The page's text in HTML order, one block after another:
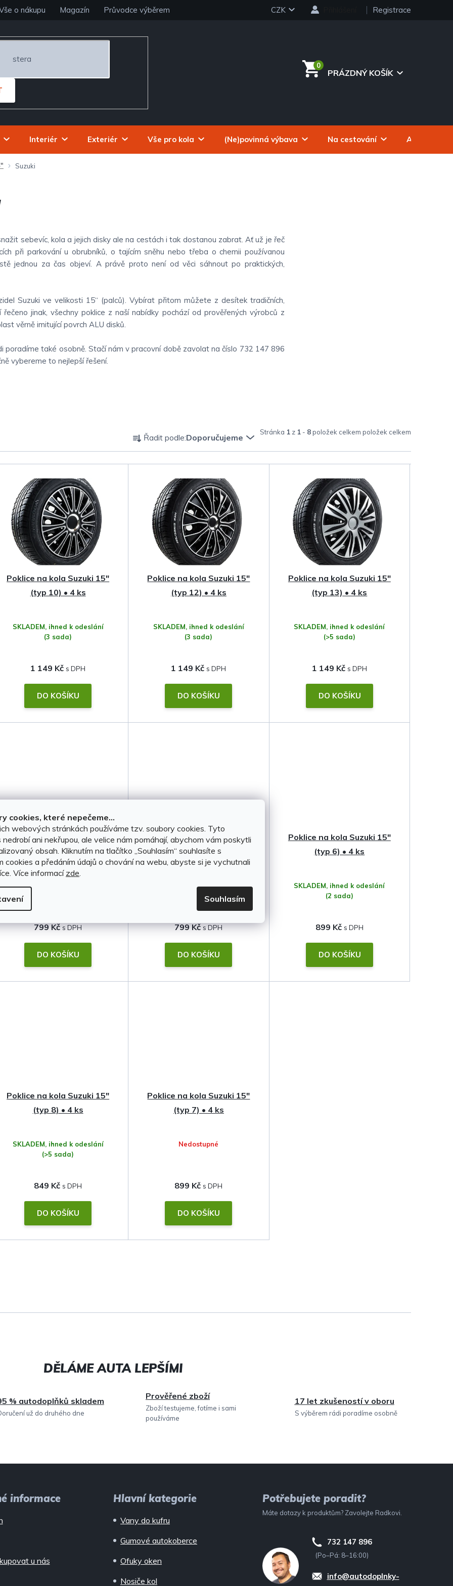
cookies, které nepečeme...
webových stránkách používáme tzv. soubory cookies. Tyto
nedrobí ani nekřupou, ale velice nám pomáhají, abychom vám poskytli
obsah. Kliknutím na tlačítko ,,Souhlasím“ souhlasíte s
cookies a předáním údajů o chování na webu, abyste si je vychutnali
Více informací zde.
Souhlasím
o nákupu Magazín Průvodce výběrem CZK Registrace
PRÁZDNÝ KOŠÍK
Interiér Exteriér Vše pro kola (Ne)povinná výbava Na cestování
Suzuki
sebevíc, kola a jejich disky ale na cestách i tak dostanou zabrat. Ať už je řeč
při parkování u obrubníků, o tajícím sněhu nebo třeba o chemii používanou
jednou za čas objeví. A právě proto není od věci sáhnout po praktických,
Suzuki ve velikosti 15“ (palců). Vybírat přitom můžete z desítek tradičních,
jinak, všechny poklice z naší nabídky pochází od prověřených výrobců z
věrně imitující povrch ALU disků.
poradíme také osobně. Stačí nám v pracovní době zavolat na číslo 732 147 896
vybereme to nejlepší řešení.
Stránka 1 z 1 - 8položek celkem
Ř
a
ů
Řadit podle:Doporučujeme
Poklice na kola Suzuki 15"
(typ 10) • 4 ks
SKLADEM, ihned k odeslání
(3 sada)
1 149 Kč
DO KOŠÍKU
Poklice na kola Suzuki 15"
(typ 12) • 4 ks
SKLADEM, ihned k odeslání
(3 sada)
1 149 Kč
DO KOŠÍKU
Poklice na kola Suzuki 15"
(typ 13) • 4 ks
SKLADEM, ihned k odeslání
(>5 sada)
1 149 Kč
DO KOŠÍKU
Poklice na kola Suzuki 15"
(typ 23) • 4 ks
SKLADEM, ihned k odeslání
799 Kč
DO KOŠÍKU
Poklice na kola Suzuki 15"
(typ 3) • 4 ks
SKLADEM, ihned k odeslání
(>5 sada)
799 Kč
DO KOŠÍKU
Poklice na kola Suzuki 15"
(typ 6) • 4 ks
SKLADEM, ihned k odeslání
(2 sada)
899 Kč
DO KOŠÍKU
Poklice na kola Suzuki 15"
(typ 8) • 4 ks
SKLADEM, ihned k odeslání
(>5 sada)
849 Kč
DO KOŠÍKU
Poklice na kola Suzuki 15"
(typ 7) • 4 ks
Nedostupné
899 Kč
DO KOŠÍKU
á
p
k
% autodoplňků skladem
už do druhého dne
Prověřené zboží
Zboží testujeme, fotíme i sami
používáme
17 let zkušeností v oboru
S výběrem rádi poradíme osobně
informace
u nás
Hlavní kategorie
Vany do kufru
Gumové autokoberce
Ofuky oken
Nosiče kol
Potřebujete poradit?
Máte dotazy k produktům? Zavolejte Radkovi.
732 147 896
(Po–Pá: 8–16:00)
info@autodoplnky-